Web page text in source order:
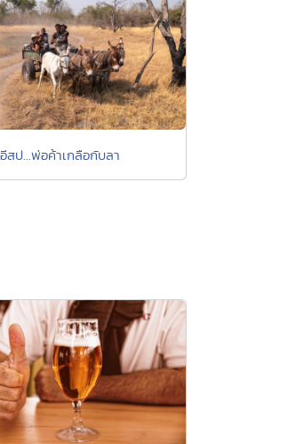
สป...พ่อค้าเกลือกับลา